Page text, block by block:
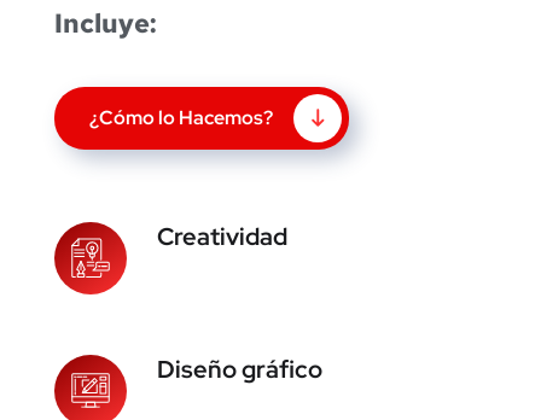
Incluye:
¿Cómo lo Hacemos?
Creatividad
Diseño gráfico